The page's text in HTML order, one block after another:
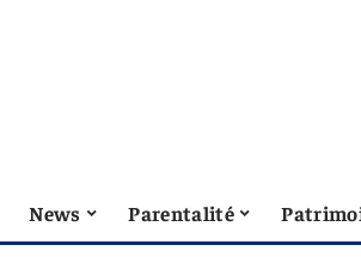
News Parentalité